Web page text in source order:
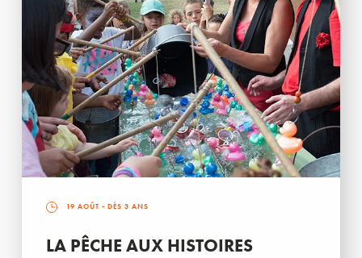
19 AOÛT - DÈS 3 ANS
LA PÊCHE AUX HISTOIRES